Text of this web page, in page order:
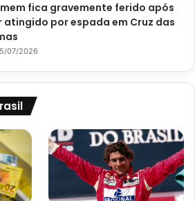
fica gravemente ferido após
atingido por espada em Cruz das
07/2026